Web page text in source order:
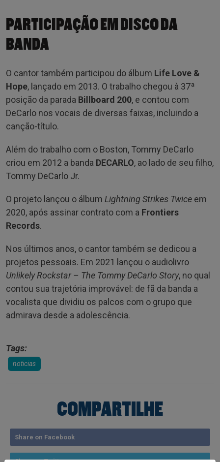
PARTICIPAÇÃO EM DISCO DA
BANDA
O cantor também participou do álbum Life Love &
Hope, lançado em 2013. O trabalho chegou à 37ª
posição da parada Billboard 200, e contou com
DeCarlo nos vocais de diversas faixas, incluindo a
canção-título.
Além do trabalho com o Boston, Tommy DeCarlo
criou em 2012 a banda DECARLO, ao lado de seu filho,
Tommy DeCarlo Jr.
O projeto lançou o álbum Lightning Strikes Twice em
2020, após assinar contrato com a Frontiers
Records.
Nos últimos anos, o cantor também se dedicou a
projetos pessoais. Em 2021 lançou o audiolivro
Unlikely Rockstar – The Tommy DeCarlo Story, no qual
contou sua trajetória improvável: de fã da banda a
vocalista que dividiu os palcos com o grupo que
admirava desde a adolescência.
Tags:
noticias
COMPARTILHE
Share on Facebook